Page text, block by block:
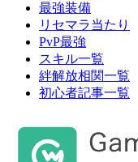
最強装備
リセマラ当たり
PvP最強
スキル一覧
絆解放相関一覧
初心者記事一覧